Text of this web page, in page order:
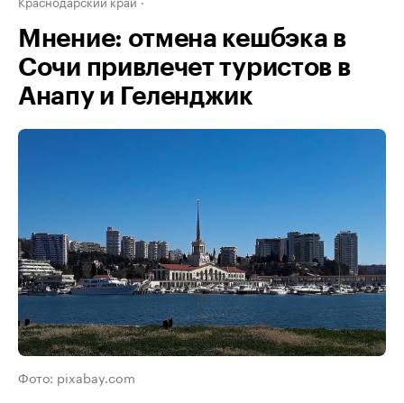
Мнение: отмена кешбэка в
Сочи привлечет туристов в
Анапу и Геленджик
Фото: pixabay.com